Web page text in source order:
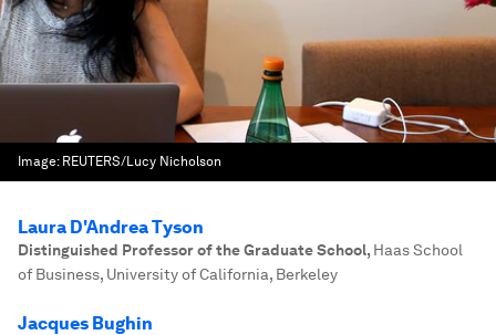
Image: REUTERS/Lucy Nicholson
Laura D'Andrea Tyson
Distinguished Professor of the Graduate School, Haas School
of Business, University of California, Berkeley
Jacques Bughin